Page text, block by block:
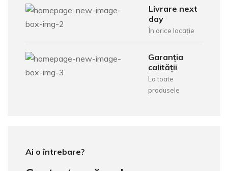
Livrare next
day
În orice locație
Garanția
calității
La toate
produsele
Ai o întrebare?